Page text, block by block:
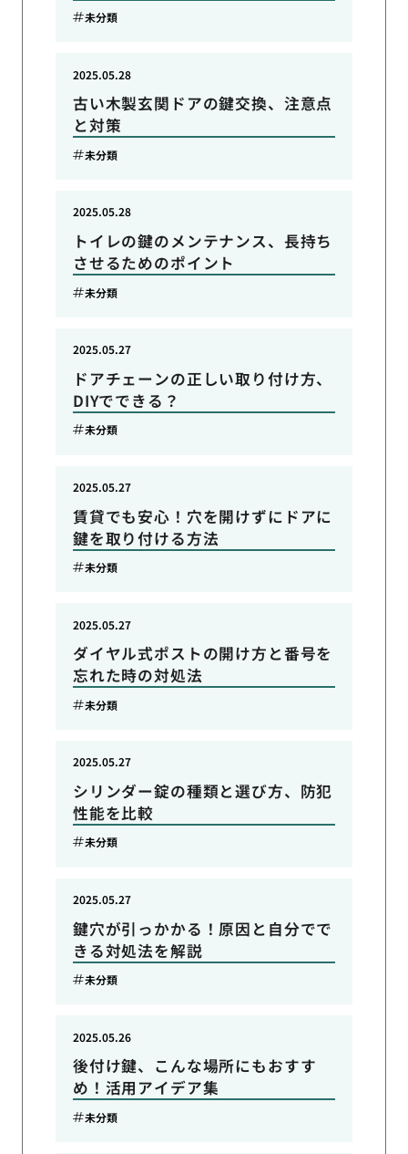
未分類
古い木製玄関ドアの鍵交換、注意点
と対策
2025.05.28
未分類
トイレの鍵のメンテナンス、長持ち
させるためのポイント
2025.05.28
未分類
ドアチェーンの正しい取り付け方、
DIYでできる？
2025.05.27
未分類
賃貸でも安心！穴を開けずにドアに
鍵を取り付ける方法
2025.05.27
未分類
ダイヤル式ポストの開け方と番号を
忘れた時の対処法
2025.05.27
未分類
シリンダー錠の種類と選び方、防犯
性能を比較
2025.05.27
未分類
鍵穴が引っかかる！原因と自分でで
きる対処法を解説
2025.05.27
未分類
後付け鍵、こんな場所にもおすす
め！活用アイデア集
2025.05.26
未分類